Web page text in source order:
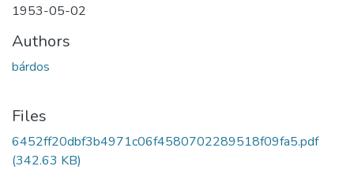
1953-05-02
Authors
bárdos
Files
6452ff20dbf3b4971c06f4580702289518f09fa5.pdf
(342.63 KB)